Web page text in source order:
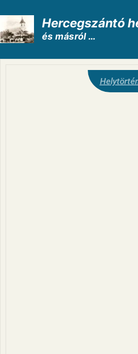
Hercegszántó
és másról …